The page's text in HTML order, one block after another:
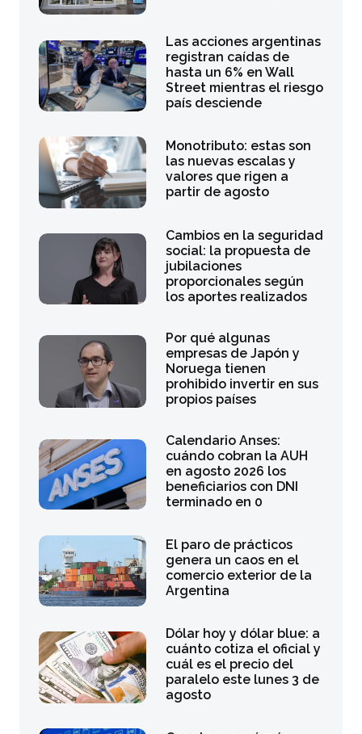
Las acciones argentinas
registran caídas de
hasta un 6% en Wall
Street mientras el riesgo
país desciende
Monotributo: estas son
las nuevas escalas y
valores que rigen a
partir de agosto
Cambios en la seguridad
social: la propuesta de
jubilaciones
proporcionales según
los aportes realizados
Por qué algunas
empresas de Japón y
Noruega tienen
prohibido invertir en sus
propios países
Calendario Anses:
cuándo cobran la AUH
en agosto 2026 los
beneficiarios con DNI
terminado en 0
El paro de prácticos
genera un caos en el
comercio exterior de la
Argentina
Dólar hoy y dólar blue: a
cuánto cotiza el oficial y
cuál es el precio del
paralelo este lunes 3 de
agosto